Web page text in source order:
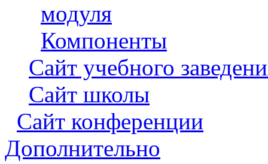
модуля
Компоненты
Сайт учебного
Сайт школы
Сайт конференции
Дополнительно